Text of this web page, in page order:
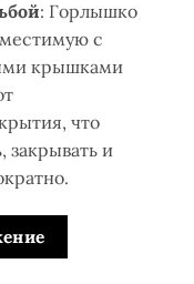
: Горлышко
с
крышками
что
закрывать и